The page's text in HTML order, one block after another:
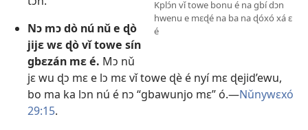
Kplɔ́n vǐ towe bonu é na gbí dɔn
hwenu e mɛɖé na ba na ɖóxó xá ɛ
é
Nɔ mɔ dò nú nǔ e ɖò
jijɛ wɛ ɖò vǐ towe sín
gbɛzán mɛ é. Mɔ nǔ
jɛ wu ɖɔ mɛ e lɔ mɛ vǐ towe ɖè é nyí mɛ ɖejid’ewu,
bo ma ka lɔn nú é nɔ “gbawunjo mɛ” ó.—Nǔnywɛxó
29:15.